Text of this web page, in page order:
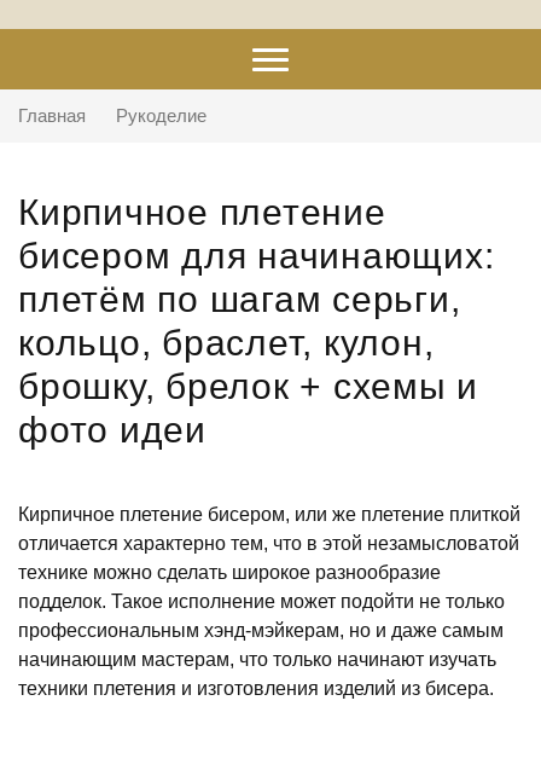
Главная Рукоделие
Кирпичное плетение
бисером для начинающих:
плетём по шагам серьги,
кольцо, браслет, кулон,
брошку, брелок + схемы и
фото идеи
Кирпичное плетение бисером, или же плетение плиткой
отличается характерно тем, что в этой незамысловатой
технике можно сделать широкое разнообразие
подделок. Такое исполнение может подойти не только
профессиональным хэнд-мэйкерам, но и даже самым
начинающим мастерам, что только начинают изучать
техники плетения и изготовления изделий из бисера.